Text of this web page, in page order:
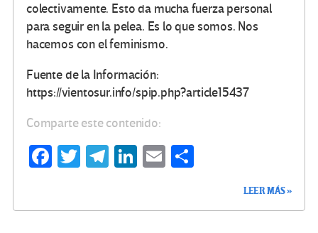
colectivamente. Esto da mucha fuerza personal
para seguir en la pelea. Es lo que somos. Nos
hacemos con el feminismo.
Fuente de la Información:
https://vientosur.info/spip.php?article15437
Comparte este contenido:
Fa T
Te
Li
E
LEER MÁS »